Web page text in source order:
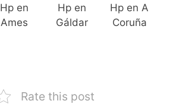
Hp en
Ames
Hp en
Gáldar
Hp en A
Coruña
Rate this post